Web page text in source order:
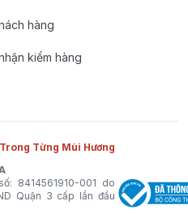
hàng
kiểm hàng
Từng Mùi Hương
8414561910-001 do
Quận 3 cấp lần đầu